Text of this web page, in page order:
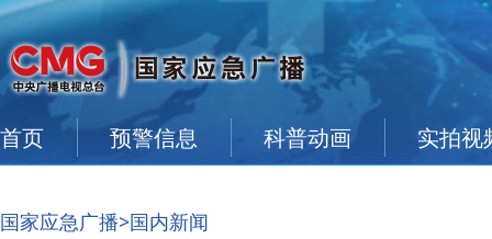
首页 预警信息 科普动画 实拍视
国家应急广播>国内新闻